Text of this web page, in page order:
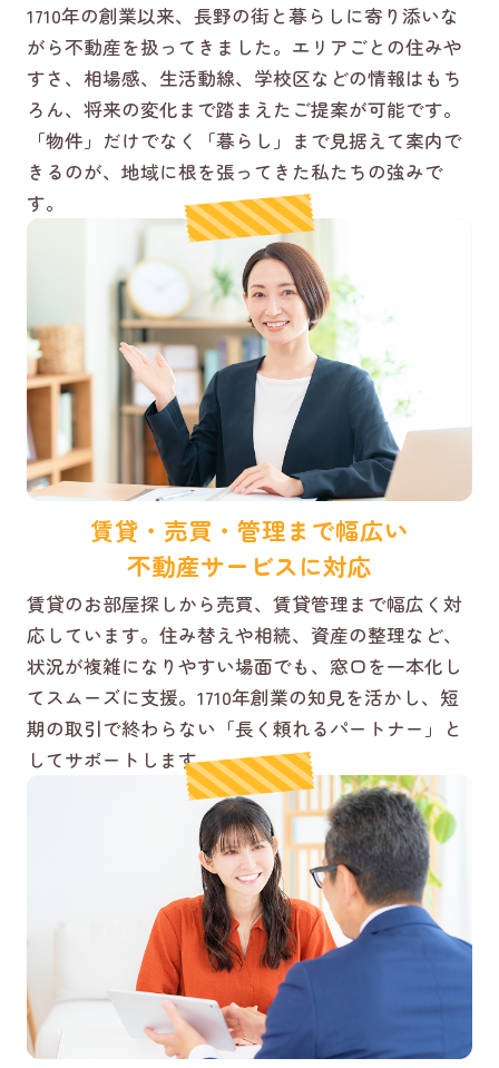
1710年の創業以来、長野の街と暮らしに寄り添いな
がら不動産を扱ってきました。エリアごとの住みや
すさ、相場感、生活動線、学校区などの情報はもち
ろん、将来の変化まで踏まえたご提案が可能です。
「物件」だけでなく「暮らし」まで見据えて案内で
きるのが、地域に根を張ってきた私たちの強みで
す。
賃貸・売買・管理まで幅広い
不動産サービスに対応
賃貸のお部屋探しから売買、賃貸管理まで幅広く対
応しています。住み替えや相続、資産の整理など、
状況が複雑になりやすい場面でも、窓口を一本化し
てスムーズに支援。1710年創業の知見を活かし、短
期の取引で終わらない「長く頼れるパートナー」と
してサポートします。